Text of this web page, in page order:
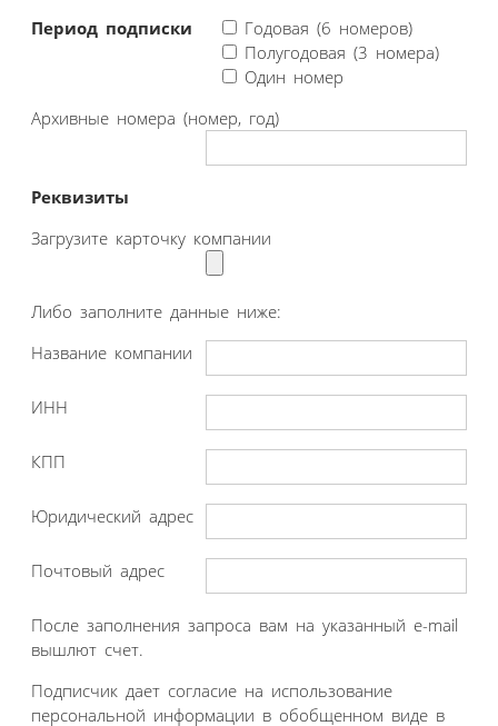
Период подписки
Годовая (6 номеров)
Полугодовая (3 номера)
Один номер
Архивные номера (номер, год)
Реквизиты
Загрузите карточку компании
Либо заполните данные ниже:
Название компании
ИНН
КПП
Юридический адрес
Почтовый адрес
После заполнения запроса вам на указанный e-mail
вышлют счет.
Подписчик дает согласие на использование
персональной информации в обобщенном виде в